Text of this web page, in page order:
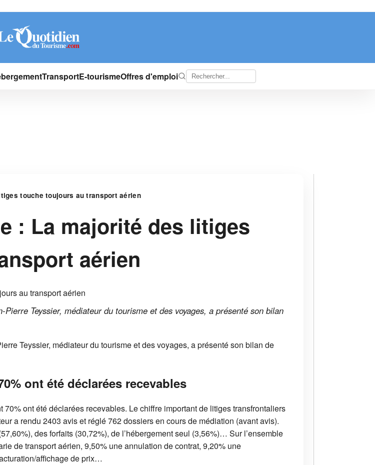
TransportE-tourismeOffres d'emploi
touche toujours au transport aérien
: La majorité des litiges
aérien
Teyssier, médiateur du tourisme et des voyages, a présenté son bilan
Teyssier, médiateur du tourisme et des voyages, a présenté son bilan de
ont été déclarées recevables
ont été déclarées recevables. Le chiffre important de litiges transfrontaliers
a rendu 2403 avis et réglé 762 dossiers en cours de médiation (avant avis).
des forfaits (30,72%), de l’hébergement seul (3,56%)… Sur l’ensemble
de transport aérien, 9,50% une annulation de contrat, 9,20% une
affichage de prix…